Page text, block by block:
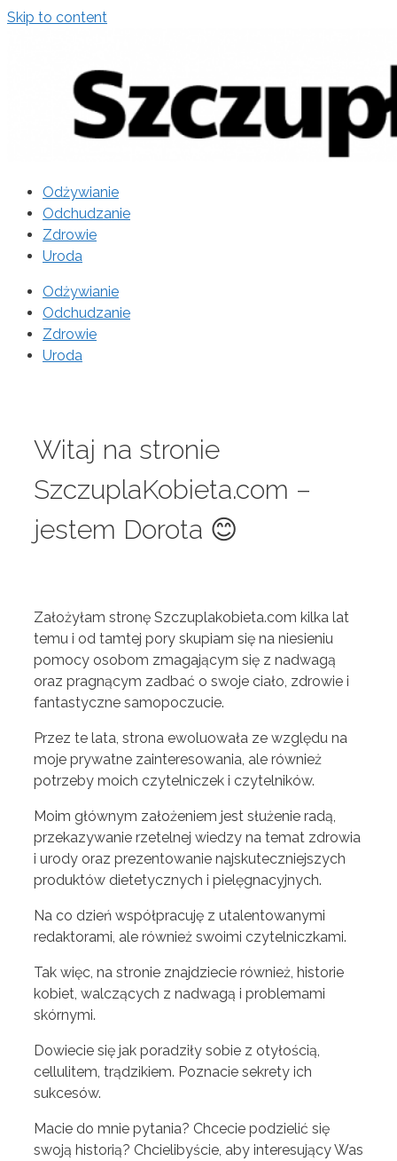
Skip to content
Odżywianie
Odchudzanie
Zdrowie
Uroda
Odżywianie
Odchudzanie
Zdrowie
Uroda
Witaj na stronie
SzczuplaKobieta.com –
jestem Dorota 😊
Założyłam stronę Szczuplakobieta.com kilka lat
temu i od tamtej pory skupiam się na niesieniu
pomocy osobom zmagającym się z nadwagą
oraz pragnącym zadbać o swoje ciało, zdrowie i
fantastyczne samopoczucie.
Przez te lata, strona ewoluowała ze względu na
moje prywatne zainteresowania, ale również
potrzeby moich czytelniczek i czytelników.
Moim głównym założeniem jest służenie radą,
przekazywanie rzetelnej wiedzy na temat zdrowia
i urody oraz prezentowanie najskuteczniejszych
produktów dietetycznych i pielęgnacyjnych.
Na co dzień współpracuję z utalentowanymi
redaktorami, ale również swoimi czytelniczkami.
Tak więc, na stronie znajdziecie również, historie
kobiet, walczących z nadwagą i problemami
skórnymi.
Dowiecie się jak poradziły sobie z otyłością,
cellulitem, trądzikiem. Poznacie sekrety ich
sukcesów.
Macie do mnie pytania? Chcecie podzielić się
swoją historią? Chcielibyście, aby interesujący Was